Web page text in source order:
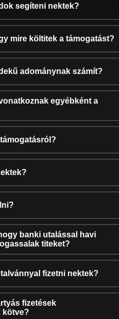
segíteni nektek?
mire költitek a támogatást?
adománynak számít?
egyébként a
banki utalással havi
titeket?
fizetni nektek?
fizetések
kötve?